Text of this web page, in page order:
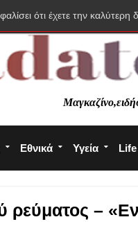
Εθνικά Υγεία
ρεύματος –
ότι έχετε την